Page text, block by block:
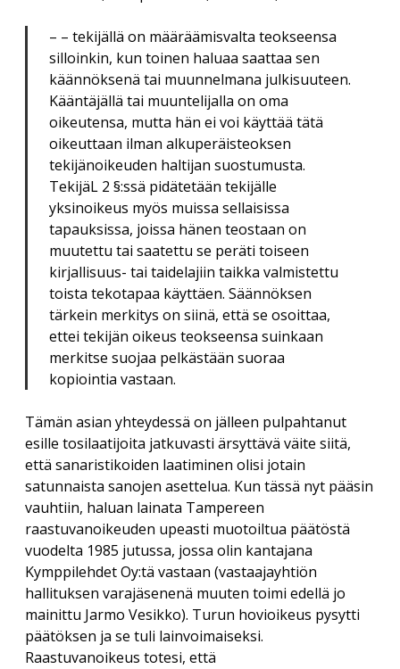
– – tekijällä on määräämisvalta teokseensa
silloinkin, kun toinen haluaa saattaa sen
käännöksenä tai muunnelmana julkisuuteen.
Kääntäjällä tai muuntelijalla on oma
oikeutensa, mutta hän ei voi käyttää tätä
oikeuttaan ilman alkuperäisteoksen
tekijänoikeuden haltijan suostumusta.
TekijäL 2 §:ssä pidätetään tekijälle
yksinoikeus myös muissa sellaisissa
tapauksissa, joissa hänen teostaan on
muutettu tai saatettu se peräti toiseen
kirjallisuus- tai taidelajiin taikka valmistettu
toista tekotapaa käyttäen. Säännöksen
tärkein merkitys on siinä, että se osoittaa,
ettei tekijän oikeus teokseensa suinkaan
merkitse suojaa pelkästään suoraa
kopiointia vastaan.
Tämän asian yhteydessä on jälleen pulpahtanut
esille tosilaatijoita jatkuvasti ärsyttävä väite siitä,
että sanaristikoiden laatiminen olisi jotain
satunnaista sanojen asettelua. Kun tässä nyt pääsin
vauhtiin, haluan lainata Tampereen
raastuvanoikeuden upeasti muotoiltua päätöstä
vuodelta 1985 jutussa, jossa olin kantajana
Kymppilehdet Oy:tä vastaan (vastaajayhtiön
hallituksen varajäsenenä muuten toimi edellä jo
mainittu Jarmo Vesikko). Turun hovioikeus pysytti
päätöksen ja se tuli lainvoimaiseksi.
Raastuvanoikeus totesi, että